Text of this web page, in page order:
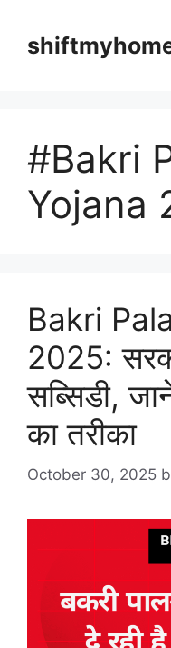
content
#Bakri
Yojana
Bakri
2025:
सब्सिडी,
का तरीका
October 30, 2025